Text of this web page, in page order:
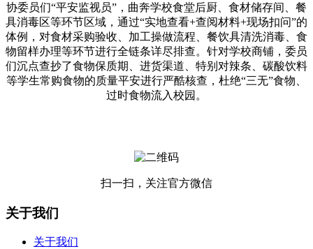
协委员们“平安监视员”，曲奔学校食堂后厨、食材储存间、餐
具消毒区等环节区域，通过“实地查看+查阅材料+现场扣问”的
体例，对食材采购验收、加工操做流程、餐饮具清洗消毒、食
物留样办理等环节进行全链条详尽排查。针对学校商铺，委员
们沉点查抄了食物保质期、进货渠道、特别对辣条、碳酸饮料
等学生常购食物的质量平安进行严酷核查，杜绝“三无”食物、
过时食物流入校园。
扫一扫，关注官方微信
关于我们
关于我们